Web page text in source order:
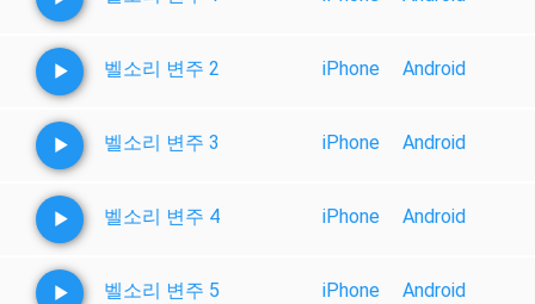
벨소리 변주 2 iPhone Android
벨소리 변주 3 iPhone Android
벨소리 변주 4 iPhone Android
벨소리 변주 5 iPhone Android